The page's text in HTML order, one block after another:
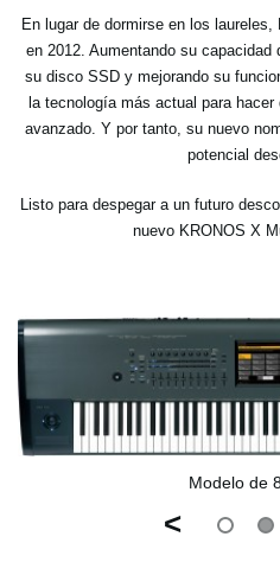
En lugar de dormirse en los
en 2012. Aumentando su
su disco SSD y mejorando su
la tecnología más actual para
avanzado. Y por tanto, su nuevo
potencial
Listo para despegar a un futuro
nuevo KRONOS X
Modelo de
<